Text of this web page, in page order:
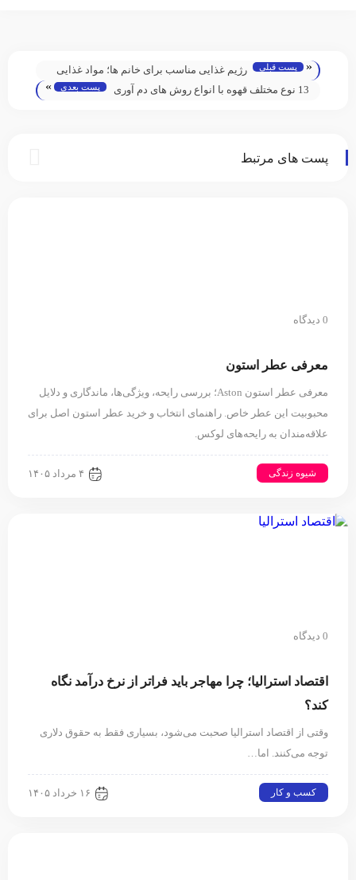
« پست قبلی
رژیم غذایی مناسب برای خانم ها؛ مواد غذایی
مفید مخصوص خانم‌ها
13 نوع مختلف قهوه با انواع روش های دم آوری پست بعدی »
پست های مرتبط
0 دیدگاه
معرفی عطر استون
معرفی عطر استون Aston؛ بررسی رایحه، ویژگی‌ها، ماندگاری و دلایل
محبوبیت این عطر خاص. راهنمای انتخاب و خرید عطر استون اصل برای
علاقه‌مندان به رایحه‌های لوکس.
شیوه زندگی ۴ مرداد ۱۴۰۵
0 دیدگاه
اقتصاد استرالیا⁠؛ چرا مهاجر باید فراتر از نرخ درآمد نگاه
کند⁠؟‏
وقتی از اقتصاد استرالیا صحبت می‌شود⁠، بسیاری فقط به حقوق دلاری
توجه می‌کنند⁠.‏ اما…
کسب و کار ۱۶ خرداد ۱۴۰۵